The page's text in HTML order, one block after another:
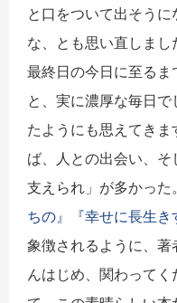
と口をついて出そう
な、とも思い直しま
最終日の今日に至る
と、実に濃厚な毎日
たようにも思えてき
ば、人との出会い、
支えられ」が多かっ
ちの』
『幸せに長生
象徴されるように、著
んはじめ、関わって